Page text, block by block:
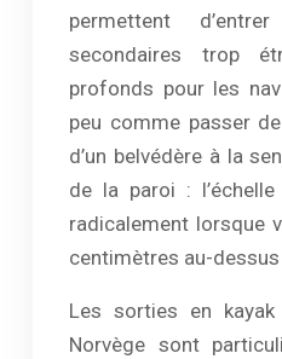
permettent
secondaires trop
profonds pour les
peu comme passer
d’un belvédère à la
de la paroi :
radicalement lorsque
centimètres au-dessus
Les sorties en
Norvège sont